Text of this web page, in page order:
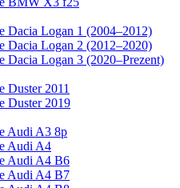
Dacia Logan 1 (2004–2012)
Dacia Logan 2 (2012–2020)
Dacia Logan 3 (2020–Prezent)
Duster 2011
Duster 2019
Audi A3 8p
Audi A4
Audi A4 B6
Audi A4 B7